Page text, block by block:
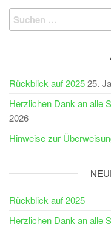
Suchen
nach:
Rückblick auf 202525.
Herzlichen Dank an alle
2026
Hinweise zur
Rückblick auf 2025
Herzlichen Dank an alle